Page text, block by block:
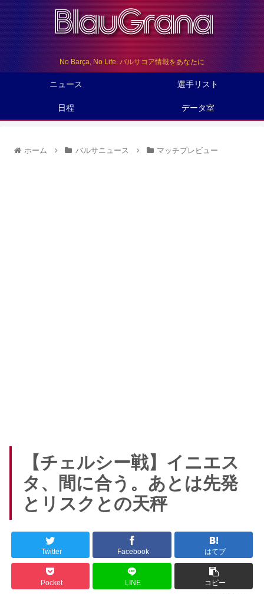
No Barça, No Life. バルサコア情報をあなたに
ニュース 選手リスト
日程 データ室
ホーム バルサニュース マッチプレビュー
【チェルシー戦】イニエス
タ、間に合う。あとは先発
とリスクとの天秤
Twitter Facebook はてブ
Pocket LINE コピー